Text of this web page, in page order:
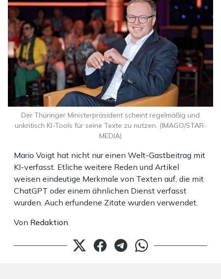
Mario Voigt hat nicht nur einen Welt-Gastbeitrag mit
KI-verfasst. Etliche weitere Reden und Artikel
weisen eindeutige Merkmale von Texten auf, die mit
ChatGPT oder einem ähnlichen Dienst verfasst
wurden. Auch erfundene Zitate wurden verwendet.
Von Redaktion
Der Thüringer Ministerpräsident scheint regelmäßig und
unkritisch KI-Tools für seine Texte zu nutzen. (IMAGO/STAR-
MEDIA)